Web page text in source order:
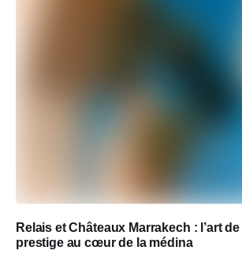
Relais et Châteaux Marrakech : l’art
prestige au cœur de la médina